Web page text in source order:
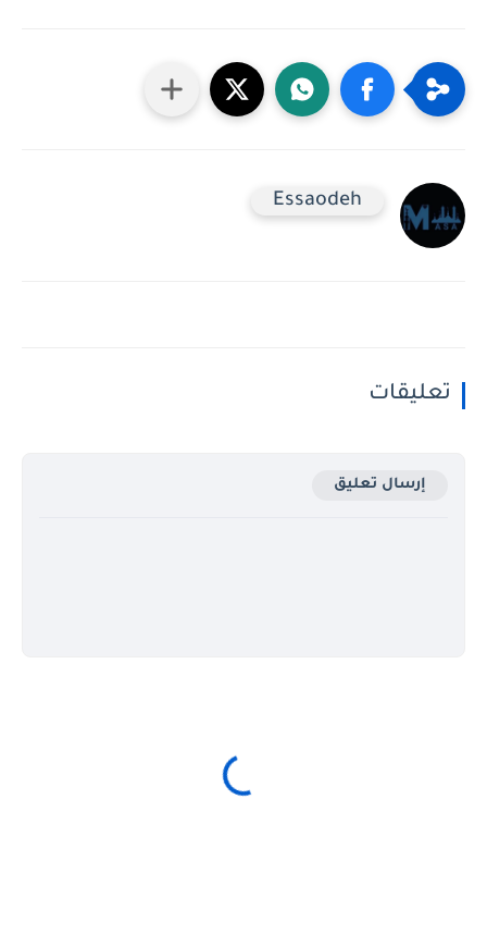
Essaodeh
تعليقات
إرسال تعليق